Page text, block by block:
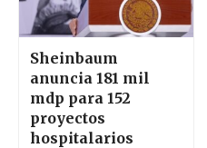
Sheinbaum
anuncia 181 mil
mdp para 152
proyectos
hospitalarios